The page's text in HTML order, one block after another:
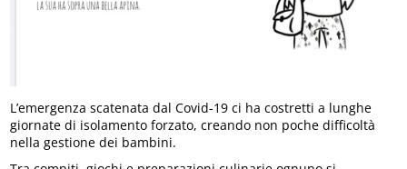
L’emergenza scatenata dal Covid-19 ci ha costretti a lunghe
giornate di isolamento forzato, creando non poche difficoltà
nella gestione dei bambini.